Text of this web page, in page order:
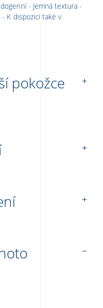
- Jemná textura -
K dispozici také v
pokožce